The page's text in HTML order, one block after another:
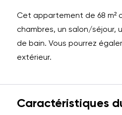
Cet appartement de 68 m²
chambres, un salon/séjour,
de bain. Vous pourrez
extérieur.
Caractéristiques